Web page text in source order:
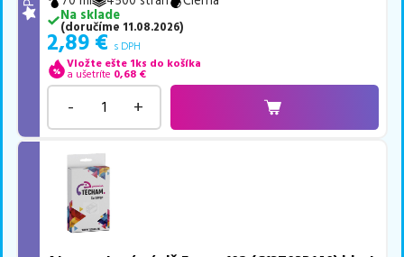
Na sklade
(doručíme 11.08.2026)
2,89 € s DPH
Vložte ešte 1ks do košíka
a ušetríte 0,68 €
- +